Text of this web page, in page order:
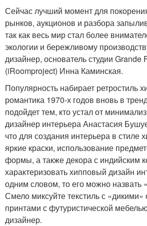
Сейчас лучший момент для
рынков, аукционов и разбора
так как весь мир стал более
экологии и бережливому
дизайнер, основатель студии Grande
(iRoomproject) Инна Каминская.
Популярность набирает ретростиль
романтика 1970-х годов вновь в
подойдет тем, кто устал от
дизайнер интерьера Анастасия
что для создания интерьера в стиле
яркие краски, использование
формы, а также декора с индийским
характеризовать хипповый дизайн
одним словом, то его можно
Смело миксуйте текстиль с
принтами с футуристической
дизайнер.